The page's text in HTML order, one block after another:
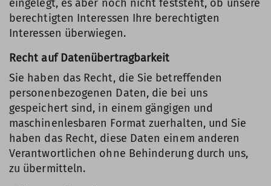
eingelegt, es aber noch nicht feststeht, ob unsere
berechtigten Interessen Ihre berechtigten
Interessen überwiegen.
Recht auf Datenübertragbarkeit
Sie haben das Recht, die Sie betreffenden
personenbezogenen Daten, die bei uns
gespeichert sind, in einem gängigen und
maschinenlesbaren Format zuerhalten, und Sie
haben das Recht, diese Daten einem anderen
Verantwortlichen ohne Behinderung durch uns,
zu übermitteln.